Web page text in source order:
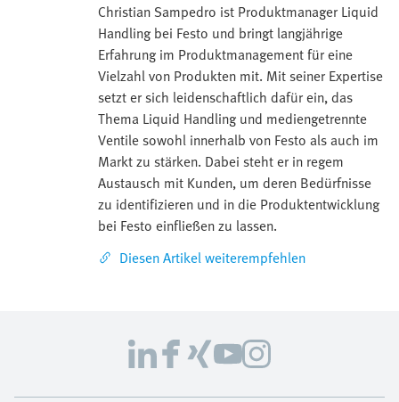
Christian Sampedro ist Produktmanager Liquid
Handling bei Festo und bringt langjährige
Erfahrung im Produktmanagement für eine
Vielzahl von Produkten mit. Mit seiner Expertise
setzt er sich leidenschaftlich dafür ein, das
Thema Liquid Handling und mediengetrennte
Ventile sowohl innerhalb von Festo als auch im
Markt zu stärken. Dabei steht er in regem
Austausch mit Kunden, um deren Bedürfnisse
zu identifizieren und in die Produktentwicklung
bei Festo einfließen zu lassen.
Diesen Artikel weiterempfehlen